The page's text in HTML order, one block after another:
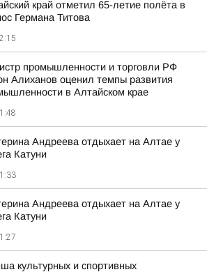
край отметил 65-летие полёта в
Германа Титова
промышленности и торговли РФ
Алиханов оценил темпы развития
в Алтайском крае
Андреева отдыхает на Алтае у
Катуни
Андреева отдыхает на Алтае у
Катуни
культурных и спортивных